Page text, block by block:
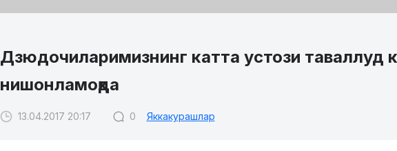
Дзюдочиларимизнинг катта устози таваллуд
нишонламоқда
13.04.2017 20:17 0 Яккакурашлар